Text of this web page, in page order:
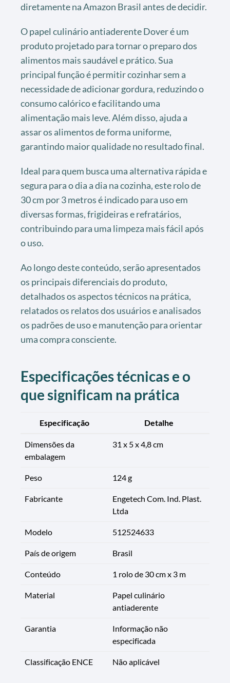
diretamente na Amazon Brasil antes de decidir.
O papel culinário antiaderente Dover é um
produto projetado para tornar o preparo dos
alimentos mais saudável e prático. Sua
principal função é permitir cozinhar sem a
necessidade de adicionar gordura, reduzindo o
consumo calórico e facilitando uma
alimentação mais leve. Além disso, ajuda a
assar os alimentos de forma uniforme,
garantindo maior qualidade no resultado final.
Ideal para quem busca uma alternativa rápida e
segura para o dia a dia na cozinha, este rolo de
30 cm por 3 metros é indicado para uso em
diversas formas, frigideiras e refratários,
contribuindo para uma limpeza mais fácil após
o uso.
Ao longo deste conteúdo, serão apresentados
os principais diferenciais do produto,
detalhados os aspectos técnicos na prática,
relatados os relatos dos usuários e analisados
os padrões de uso e manutenção para orientar
uma compra consciente.
Especificações técnicas e o
que significam na prática
Especificação Detalhe
Dimensões da
embalagem
31 x 5 x 4,8 cm
Peso 124 g
Fabricante
Engetech Com. Ind. Plast.
Ltda
Modelo 512524633
País de origem Brasil
Conteúdo 1 rolo de 30 cm x 3 m
Material
Papel culinário
antiaderente
Garantia
Informação não
especificada
Classificação ENCE Não aplicável